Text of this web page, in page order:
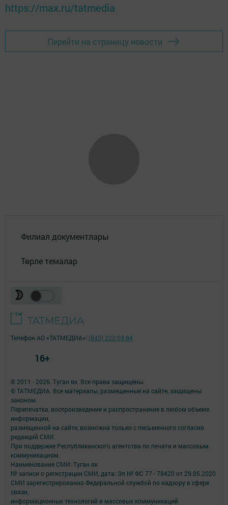
https://max.ru/tatmedia
Перейти на страницу новости
Филиал документлары
Төрле темалар
© 2011 - 2026. Туган як. Все права защищены.
© ТАТМЕДИА. Все материалы, размещенные на сайте, защищены
законом.
Перепечатка, воспроизведение и распространение в любом объеме
информации,
размещенной на сайте, возможна только с письменного согласия
редакций СМИ.
При поддержке Республиканского агентства по печати и массовым
коммуникациям.
Наименование СМИ: Туган як
№ записи о регистрации СМИ, дата: Эл № ФС 77 - 78420 от 29.05.2020
СМИ зарегистрированно Федеральной службой по надзору в сфере
связи,
информационных технологий и массовых коммуникаций
Телефон АО «ТАТМЕДИА»: (843) 222 09 84
16+